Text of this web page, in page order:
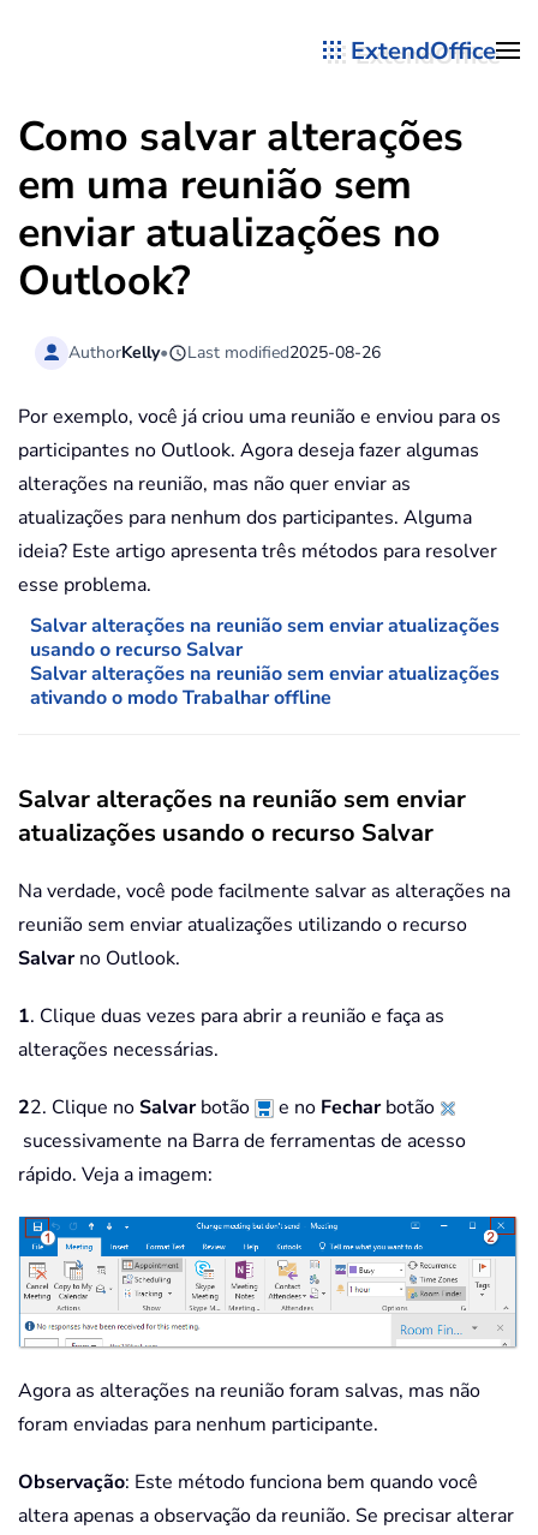
ExtendOffice
Como salvar alterações
em uma reunião sem
enviar atualizações no
Outlook?
AuthorKelly• Last modified2025-08-26
Por exemplo, você já criou uma reunião e enviou para os
participantes no Outlook. Agora deseja fazer algumas
alterações na reunião, mas não quer enviar as
atualizações para nenhum dos participantes. Alguma
ideia? Este artigo apresenta três métodos para resolver
esse problema.
Salvar alterações na reunião sem enviar atualizações
usando o recurso Salvar
Salvar alterações na reunião sem enviar atualizações
ativando o modo Trabalhar offline
Salvar alterações na reunião sem enviar
atualizações usando o recurso Salvar
Na verdade, você pode facilmente salvar as alterações na
reunião sem enviar atualizações utilizando o recurso
Salvarno Outlook.
1. Clique duas vezes para abrir a reunião e faça as
alterações necessárias.
22. Clique noSalvarbotão e no Fecharbotão
sucessivamente na Barra de ferramentas de acesso
rápido. Veja a imagem:
Agora as alterações na reunião foram salvas, mas não
foram enviadas para nenhum participante.
Observação: Este método funciona bem quando você
altera apenas a observação da reunião. Se precisar alterar